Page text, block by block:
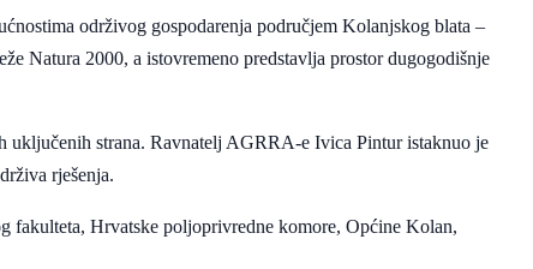
održivog gospodarenja područjem Kolanjskog blata –
Natura 2000, a istovremeno predstavlja prostor dugogodišnje
uključenih strana. Ravnatelj AGRRA-e Ivica Pintur istaknuo je
rješenja.
fakulteta, Hrvatske poljoprivredne komore, Općine Kolan,